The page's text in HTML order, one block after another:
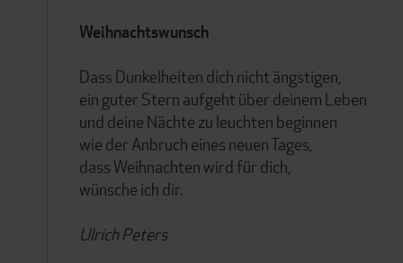
Weihnachtswunsch
Dass Dunkelheiten dich nicht ängstigen,
ein guter Stern aufgeht über deinem Leben
und deine Nächte zu leuchten beginnen
wie der Anbruch eines neuen Tages,
dass Weihnachten wird für dich,
wünsche ich dir.
Ulrich Peters